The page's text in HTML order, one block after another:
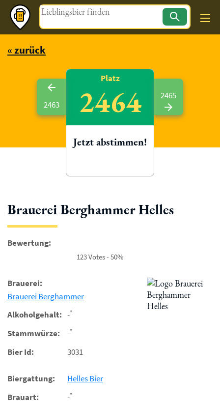
Magazin
« zurück
Brauerei Berghammer Helles
Bewertung:
123 Votes - 50%
Brauerei:
Brauerei Berghammer
Alkoholgehalt: -*
Stammwürze: -*
Bier Id: 3031
Biergattung:
Helles Bier
Brauart:
-*
2463
Platz
2464
Jetzt abstimmen!
2465